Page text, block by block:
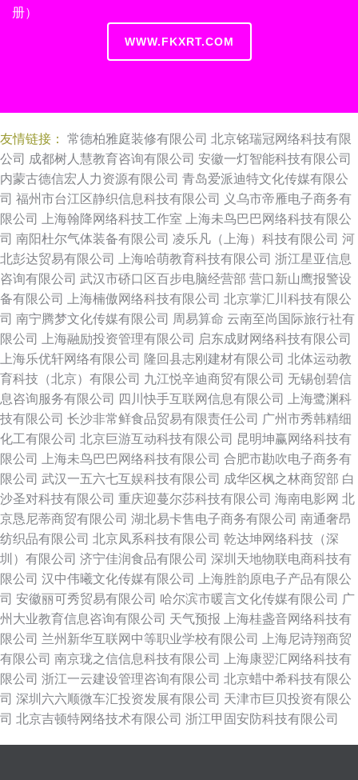
册）
WWW.FKXRT.COM
友情链接： 常德柏雅庭装修有限公司 北京铭瑞冠网络科技有限
公司 成都树人慧教育咨询有限公司 安徽一灯智能科技有限公司
内蒙古德信宏人力资源有限公司 青岛爱派迪特文化传媒有限公
司 福州市台江区静织信息科技有限公司
义乌市帝雁电子商务有
限公司
上海翰降网络科技工作室
上海未鸟巴巴网络科技有限公
司 南阳杜尔气体装备有限公司 凌乐凡（上海）科技有限公司 河
北彭达贸易有限公司
上海哈萌教育科技有限公司 浙江星亚信息
咨询有限公司 武汉市硚口区百步电脑经营部 营口新山鹰报警设
备有限公司
上海楠傲网络科技有限公司 北京掌汇川科技有限公
司 南宁腾梦文化传媒有限公司 周易算命 云南至尚国际旅行社有
限公司
上海融励投资管理有限公司
启东成财网络科技有限公司
上海乐优轩网络有限公司 隆回县志刚建材有限公司 北体运动教
育科技（北京）有限公司 九江悦辛迪商贸有限公司 无锡创碧信
息咨询服务有限公司
四川快手互联网信息有限公司
上海鹭渊科
技有限公司 长沙非常鲜食品贸易有限责任公司 广州市秀韩精细
化工有限公司 北京巨游互动科技有限公司 昆明坤赢网络科技有
限公司
上海未鸟巴巴网络科技有限公司 合肥市勘吹电子商务有
限公司 武汉一五六七互娱科技有限公司 成华区枫之林商贸部 白
沙圣对科技有限公司 重庆迎蔓尔莎科技有限公司 海南电影网 北
京恳尼蒂商贸有限公司 湖北易卡售电子商务有限公司 南通奢昂
纺织品有限公司 北京凤系科技有限公司 乾达坤网络科技（深
圳）有限公司 济宁佳润食品有限公司 深圳天地物联电商科技有
限公司 汉中伟曦文化传媒有限公司
上海胜韵原电子产品有限公
司 安徽丽可秀贸易有限公司 哈尔滨市暖言文化传媒有限公司 广
州大业教育信息咨询有限公司 天气预报
上海桂盏音网络科技有
限公司 兰州新华互联网中等职业学校有限公司
上海尼诗翔商贸
有限公司 南京珑之信信息科技有限公司
上海康翌汇网络科技有
限公司 浙江一云建设管理咨询有限公司 北京蜡中希科技有限公
司 深圳六六顺微车汇投资发展有限公司 天津市巨贝投资有限公
司 北京吉顿特网络技术有限公司 浙江甲固安防科技有限公司